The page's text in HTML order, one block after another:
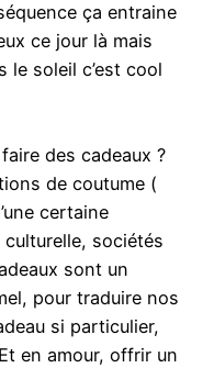
ça entraine
ce jour là mais
le soleil c’est cool
des cadeaux ?
de coutume (
certaine
sociétés
sont un
pour traduire nos
si particulier,
en amour, offrir un